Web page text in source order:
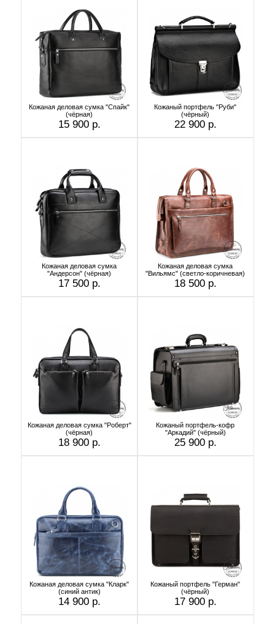
Кожаная деловая сумка "Спайк"
(чёрная)
15 900 р.
Кожаный портфель "Руби"
(чёрный)
22 900 р.
Кожаная деловая сумка
"Андерсон" (чёрная)
17 500 р.
Кожаная деловая сумка
"Вильямс" (светло-коричневая)
18 500 р.
Кожаная деловая сумка "Роберт"
(чёрная)
18 900 р.
Кожаный портфель-кофр
"Аркадий" (чёрный)
25 900 р.
Кожаная деловая сумка "Кларк"
(синий антик)
14 900 р.
Кожаный портфель "Герман"
(чёрный)
17 900 р.